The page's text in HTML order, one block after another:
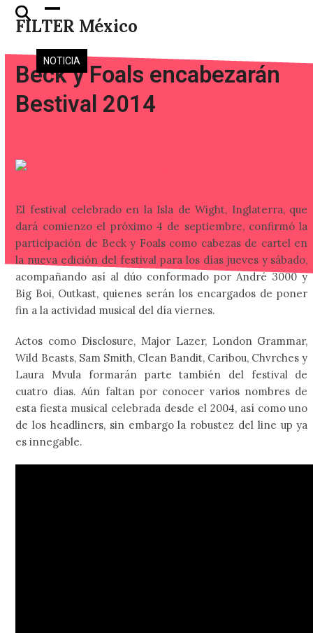
Skip
FILTER México
Open
mobile
menu
Close
mobile
menu
NOTICIA
Beck y Foals encabezarán
Bestival 2014
El festival celebrado en la Isla de Wight, Inglaterra, que
dará comienzo el próximo 4 de septiembre, confirmó la
participación de Beck y Foals como cabezas de cartel en
la nueva edición del festival para los días jueves y sábado,
acompañando así al dúo conformado por André 3000 y
Big Boi, Outkast, quienes serán los encargados de poner
fin a la actividad musical del día viernes.
Actos como Disclosure, Major Lazer, London Grammar,
Wild Beasts, Sam Smith, Clean Bandit, Caribou, Chvrches y
Laura Mvula formarán parte también del festival de
cuatro días. Aún faltan por conocer varios nombres de
esta fiesta musical celebrada desde el 2004, así como uno
de los headliners, sin embargo la robustez del line up ya
es innegable.